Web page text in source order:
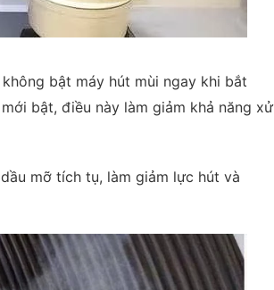
bật máy hút mùi ngay khi bắt
bật, điều này làm giảm khả năng xử
mỡ tích tụ, làm giảm lực hút và